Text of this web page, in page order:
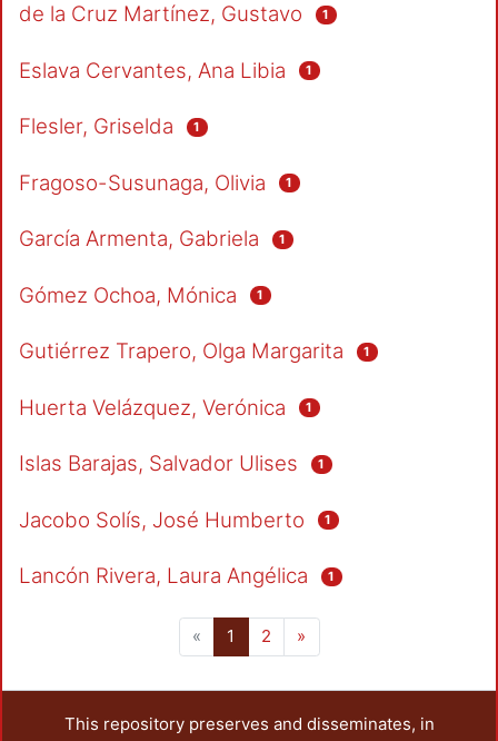
de la Cruz Martínez, Gustavo 1
Eslava Cervantes, Ana Libia 1
Flesler, Griselda 1
Fragoso-Susunaga, Olivia 1
García Armenta, Gabriela 1
Gómez Ochoa, Mónica 1
Gutiérrez Trapero, Olga Margarita 1
Huerta Velázquez, Verónica 1
Islas Barajas, Salvador Ulises 1
Jacobo Solís, José Humberto 1
Lancón Rivera, Laura Angélica 1
« 1 (current)
2 »
This repository preserves and disseminates, in